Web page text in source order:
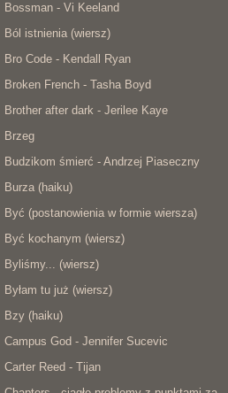
Bossman - Vi Keeland
Ból istnienia (wiersz)
Bro Code - Kendall Ryan
Broken French - Tasha Boyd
Brother after dark - Jerilee Kaye
Brzeg
Budzikom śmierć - Andrzej Piaseczny
Burza (haiku)
Być (postanowienia w formie wiersza)
Być kochanym (wiersz)
Byliśmy... (wiersz)
Byłam tu już (wiersz)
Bzy (haiku)
Campus God - Jennifer Sucevic
Carter Reed - Tijan